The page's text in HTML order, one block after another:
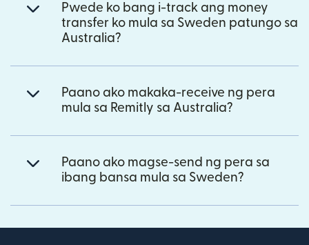
Pwede ko bang i-track ang money
transfer ko mula sa Sweden patungo sa
Australia?
Paano ako makaka-receive ng pera
mula sa Remitly sa Australia?
Paano ako magse-send ng pera sa
ibang bansa mula sa Sweden?